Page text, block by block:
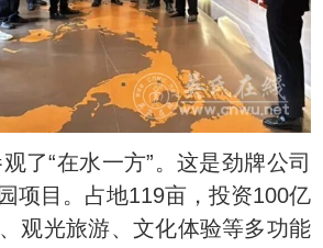
了“在水一方”。这是劲牌公司
项目。占地119亩，投资100亿
观光旅游、文化体验等多功能